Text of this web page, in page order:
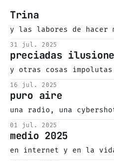
Trina
y las labores de hacer
31 jul. 2025
preciadas
y otras cosas impolutas
16 jul. 2025
puro aire
una radio, una
01 jul. 2025
medio 2025
en internet y en la